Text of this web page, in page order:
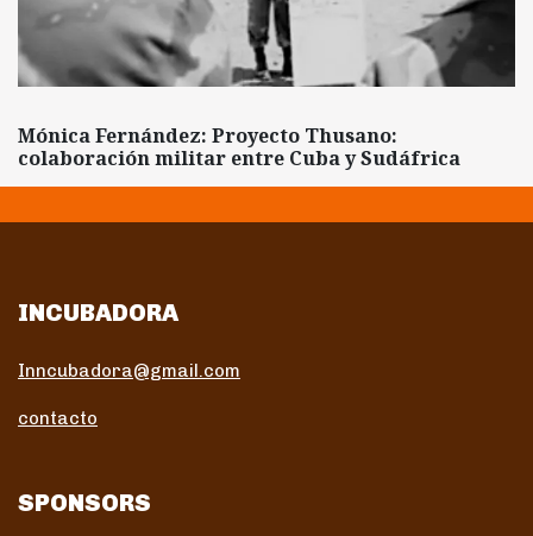
Mónica Fernández: Proyecto Thusano:
colaboración militar entre Cuba y Sudáfrica
INCUBADORA
Inncubadora@gmail.com
contacto
SPONSORS